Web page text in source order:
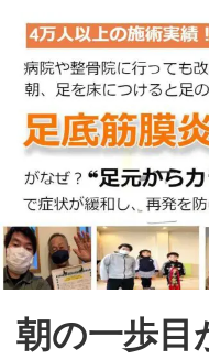
朝の一歩目